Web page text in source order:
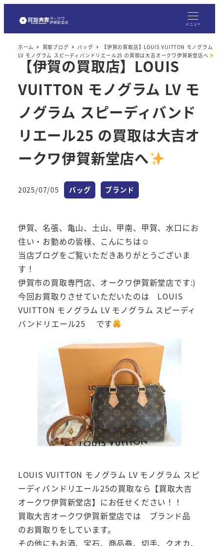
メニュー
ホーム 買取ブログ バッグ
【伊賀の買取店】LOUIS VUITTON モノグラム
LV モノグラム スピーディバンドリエール25 の買取は大吉オークワ伊賀新堂店へ
【伊賀の買取店】LOUIS
VUITTON モノグラム LV モ
ノグラム スピーディバンド
リエール25 の買取は大吉オ
ークワ伊賀新堂店へ
投稿日
2025/07/05 カテゴリー
バッグ カテゴリー
ブランド
伊賀、名張、亀山、土山、甲南、甲賀、水口にお
住い・お勤めの皆様、こんにちは☺
当店ブログをご覧いただきありがとうございま
す！
伊賀市の買取専門店、オークワ伊賀新堂店です:)
今回お買取りさせていただいたのは LOUIS
VUITTON モノグラム LV モノグラム スピーディ
バンドリエール25 です
LOUIS VUITTON モノグラム LV モノグラム スピ
ーディバンドリエール25の買取なら【買取大吉
オークワ伊賀新堂店】にお任せください！！
買取大吉オークワ伊賀新堂店では ブランド品
のお買取りをしています。
その他にもお酒、宝石、商品券、切手、クオカ、